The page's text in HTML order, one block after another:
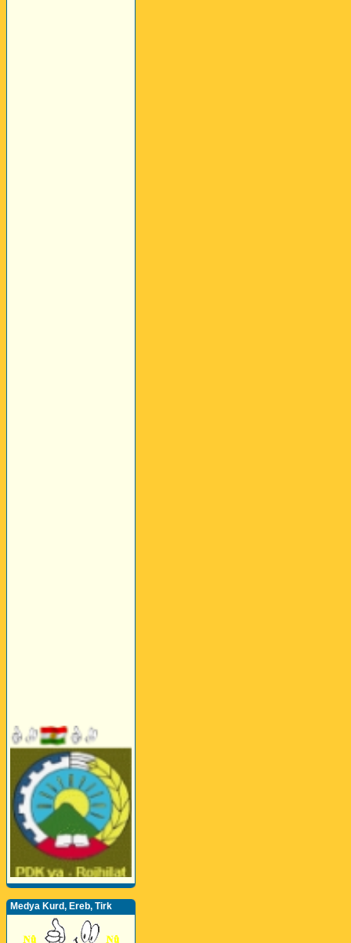
Medya Kurd, Ereb, Tirk